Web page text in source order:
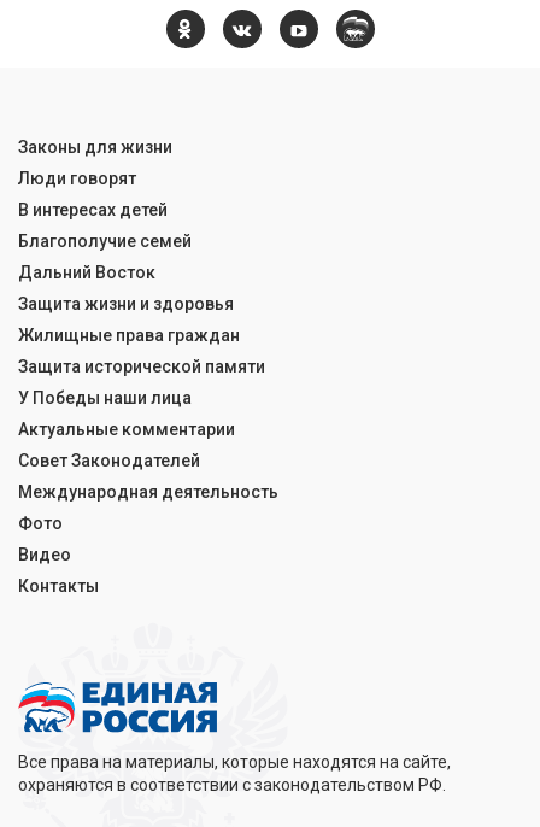
Все права на материалы, которые находятся на сайте,
охраняются в соответствии с законодательством РФ.
Законы для жизни
Люди говорят
В интересах детей
Благополучие семей
Дальний Восток
Защита жизни и здоровья
Жилищные права граждан
Защита исторической памяти
У Победы наши лица
Актуальные комментарии
Совет Законодателей
Международная деятельность
Фото
Видео
Контакты